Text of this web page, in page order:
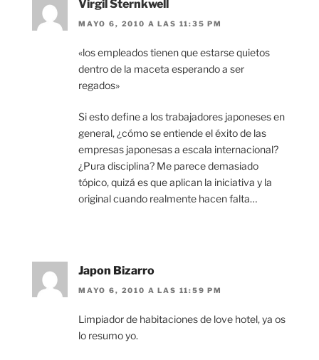
Virgil Sternkwell
MAYO 6, 2010 A LAS 11:35 PM
«los empleados tienen que estarse quietos
dentro de la maceta esperando a ser
regados»
Si esto define a los trabajadores japoneses en
general, ¿cómo se entiende el éxito de las
empresas japonesas a escala internacional?
¿Pura disciplina? Me parece demasiado
tópico, quizá es que aplican la iniciativa y la
original cuando realmente hacen falta…
Japon Bizarro
MAYO 6, 2010 A LAS 11:59 PM
Limpiador de habitaciones de love hotel, ya os
lo resumo yo.